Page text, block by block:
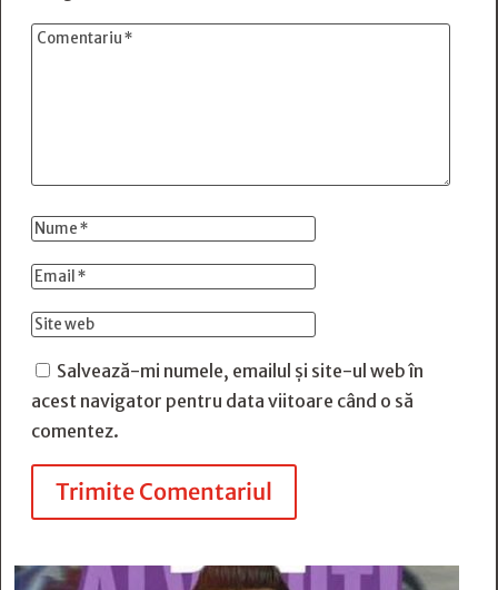
Salvează-mi numele, emailul și site-ul web în
acest navigator pentru data viitoare când o să
comentez.
Trimite Comentariul